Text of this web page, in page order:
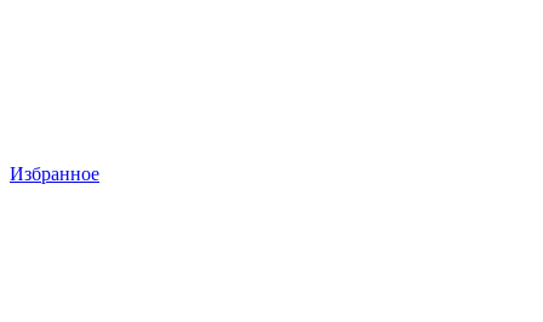
Избранное